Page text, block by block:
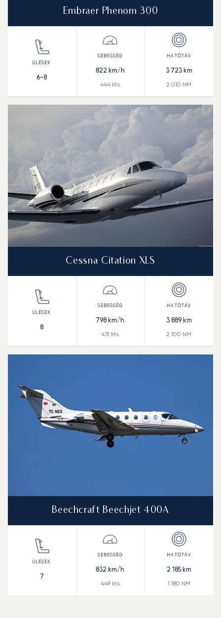
Embraer Phenom 300
6-8
822 km/h
444 kts
3 723km
2 010 NM
Cessna Citation XLS
8
798 km/h
431 kts
3 889km
2 100 NM
Beechcraft Beechjet 400A
7
832 km/h
449kts
2 185km
1 180 NM